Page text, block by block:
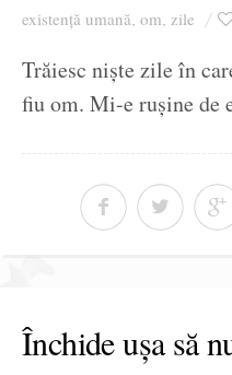
existență umană, om, zile
Trăiesc niște zile în
fiu om. Mi-e rușine de
Închide ușa să